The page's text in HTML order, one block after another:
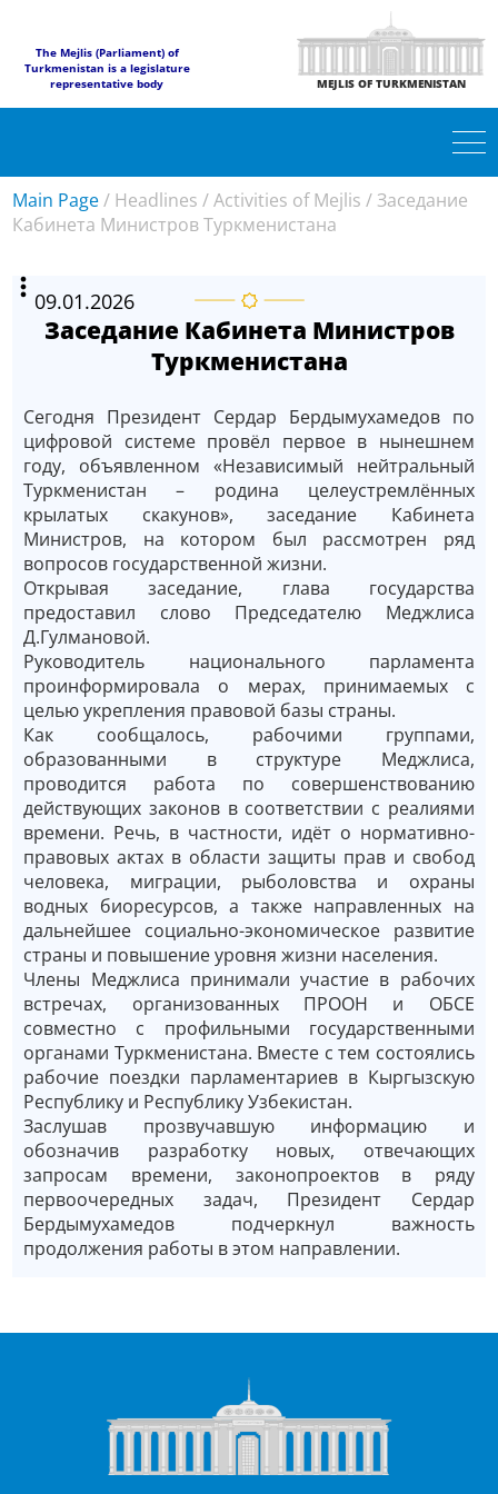
The Mejlis (Parliament) of
Turkmenistan is a legislature
representative body
MEJLIS OF TURKMENISTAN
Main Page/ Headlines /Activities of Mejlis / Заседание
Кабинета Министров Туркменистана
09.01.2026
Заседание Кабинета Министров
Туркменистана
Сегодня Президент Сердар Бердымухамедов по
цифровой системе провёл первое в нынешнем
году, объявленном «Независимый нейтральный
Туркменистан – родина целеустремлённых
крылатых скакунов», заседание Кабинета
Министров, на котором был рассмотрен ряд
вопросов государственной жизни.
Открывая заседание, глава государства
предоставил слово Председателю Меджлиса
Д.Гулмановой.
Руководитель национального парламента
проинформировала о мерах, принимаемых с
целью укрепления правовой базы страны.
Как сообщалось, рабочими группами,
образованными в структуре Меджлиса,
проводится работа по совершенствованию
действующих законов в соответствии с реалиями
времени. Речь, в частности, идёт о нормативно-
правовых актах в области защиты прав и свобод
человека, миграции, рыболовства и охраны
водных биоресурсов, а также направленных на
дальнейшее социально-экономическое развитие
страны и повышение уровня жизни населения.
Члены Меджлиса принимали участие в рабочих
встречах, организованных ПРООН и ОБСЕ
совместно с профильными государственными
органами Туркменистана. Вместе с тем состоялись
рабочие поездки парламентариев в Кыргызскую
Республику и Республику Узбекистан.
Заслушав прозвучавшую информацию и
обозначив разработку новых, отвечающих
запросам времени, законопроектов в ряду
первоочередных задач, Президент Сердар
Бердымухамедов подчеркнул важность
продолжения работы в этом направлении.